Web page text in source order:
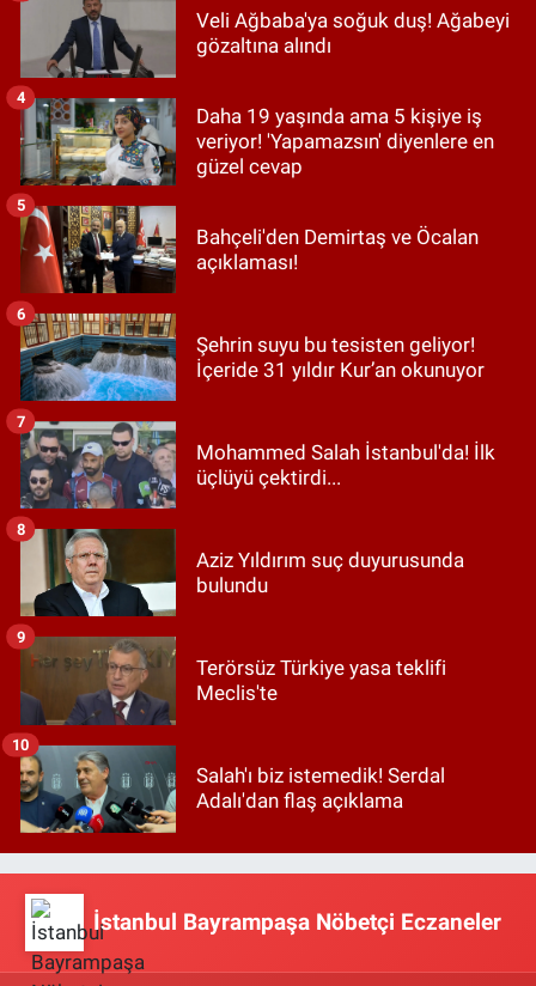
Veli Ağbaba'ya soğuk duş! Ağabeyi
gözaltına alındı
Daha 19 yaşında ama 5 kişiye iş
veriyor! 'Yapamazsın' diyenlere en
güzel cevap
4
Bahçeli'den Demirtaş ve Öcalan
açıklaması!
5
Şehrin suyu bu tesisten geliyor!
İçeride 31 yıldır Kur’an okunuyor
6
Mohammed Salah İstanbul'da! İlk
üçlüyü çektirdi...
7
Aziz Yıldırım suç duyurusunda
bulundu
8
Terörsüz Türkiye yasa teklifi
Meclis'te
9
Salah'ı biz istemedik! Serdal
Adalı'dan flaş açıklama
10
İstanbul Bayrampaşa Nöbetçi Eczaneler